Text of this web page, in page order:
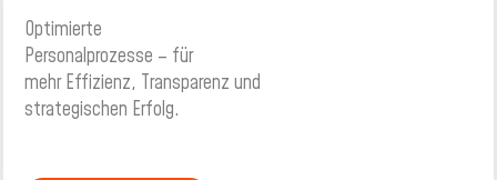
Optimierte
Personalprozesse – für
mehr Effizienz, Transparenz und
strategischen Erfolg.